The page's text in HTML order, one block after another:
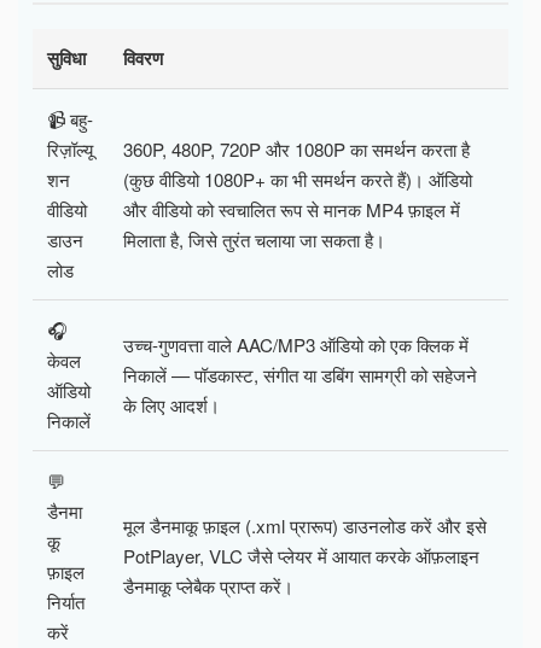
सुविधा विवरण
📹 बहु-
रिज़ॉल्यू
शन
वीडियो
डाउन
लोड
360P, 480P, 720P और 1080P का समर्थन करता है
(कुछ वीडियो 1080P+ का भी समर्थन करते हैं)। ऑडियो
और वीडियो को स्वचालित रूप से मानक MP4 फ़ाइल में
मिलाता है, जिसे तुरंत चलाया जा सकता है।
🎧
केवल
ऑडियो
निकालें
उच्च-गुणवत्ता वाले AAC/MP3 ऑडियो को एक क्लिक में
निकालें — पॉडकास्ट, संगीत या डबिंग सामग्री को सहेजने
के लिए आदर्श।
💬
डैनमा
कू
फ़ाइल
निर्यात
करें
मूल डैनमाकू फ़ाइल (.xml प्रारूप) डाउनलोड करें और इसे
PotPlayer, VLC जैसे प्लेयर में आयात करके ऑफ़लाइन
डैनमाकू प्लेबैक प्राप्त करें।